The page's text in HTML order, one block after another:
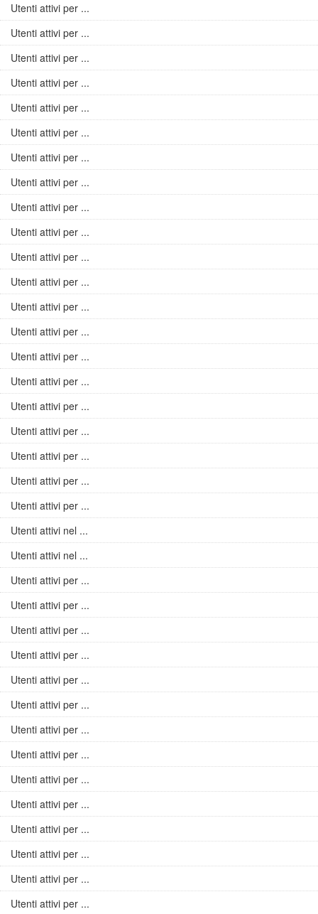
Utenti attivi per ...
Utenti attivi per ...
Utenti attivi per ...
Utenti attivi per ...
Utenti attivi per ...
Utenti attivi per ...
Utenti attivi per ...
Utenti attivi per ...
Utenti attivi per ...
Utenti attivi per ...
Utenti attivi per ...
Utenti attivi per ...
Utenti attivi per ...
Utenti attivi per ...
Utenti attivi per ...
Utenti attivi per ...
Utenti attivi per ...
Utenti attivi per ...
Utenti attivi per ...
Utenti attivi per ...
Utenti attivi per ...
Utenti attivi nel ...
Utenti attivi nel ...
Utenti attivi per ...
Utenti attivi per ...
Utenti attivi per ...
Utenti attivi per ...
Utenti attivi per ...
Utenti attivi per ...
Utenti attivi per ...
Utenti attivi per ...
Utenti attivi per ...
Utenti attivi per ...
Utenti attivi per ...
Utenti attivi per ...
Utenti attivi per ...
Utenti attivi per ...